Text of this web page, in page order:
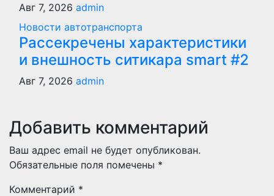
Авг 7, 2026 admin
Новости автотранспорта
Рассекречены характеристики
и внешность ситикара smart #2
Авг 7, 2026 admin
Добавить комментарий
Ваш адрес email не будет опубликован.
Обязательные поля помечены *
Комментарий *